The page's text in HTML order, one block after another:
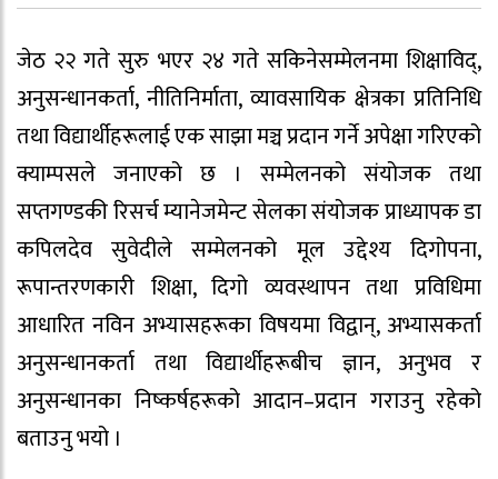
जेठ २२ गते सुरु भएर २४ गते सकिनेसम्मेलनमा शिक्षाविद्,
अनुसन्धानकर्ता, नीतिनिर्माता, व्यावसायिक क्षेत्रका प्रतिनिधि
तथा विद्यार्थीहरूलाई एक साझा मञ्च प्रदान गर्ने अपेक्षा गरिएको
क्याम्पसले जनाएको छ । सम्मेलनको संयोजक तथा
सप्तगण्डकी रिसर्च म्यानेजमेन्ट सेलका संयोजक प्राध्यापक डा
कपिलदेव सुवेदीले सम्मेलनको मूल उद्देश्य दिगोपना,
रूपान्तरणकारी शिक्षा, दिगो व्यवस्थापन तथा प्रविधिमा
आधारित नविन अभ्यासहरूका विषयमा विद्वान्, अभ्यासकर्ता
अनुसन्धानकर्ता तथा विद्यार्थीहरूबीच ज्ञान, अनुभव र
अनुसन्धानका निष्कर्षहरूको आदान–प्रदान गराउनु रहेको
बताउनु भयो ।